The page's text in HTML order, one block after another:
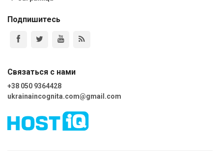
Подпишитесь
Связаться с нами
+38 050 9364428
ukrainaincognita.com@gmail.com